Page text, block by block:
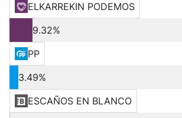
ELKARREKIN PODEMOS
9.32%
PP
3.49%
ESCAÑOS EN BLANCO